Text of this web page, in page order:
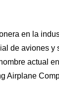
en la
de aviones y
actual
Airplane